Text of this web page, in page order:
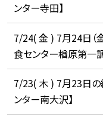
ンター寺田】
7/24( 金 ) 7月24日（
食センター楢原第一
7/23( 木 ) 7月23日の
ンター南大沢】